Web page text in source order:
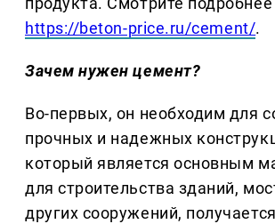
https://beton-price.ru/cement/.
Зачем нужен цемент?
Во-первых, он необходим для
прочных и надежных
который является основным
для строительства зданий,
других сооружений,